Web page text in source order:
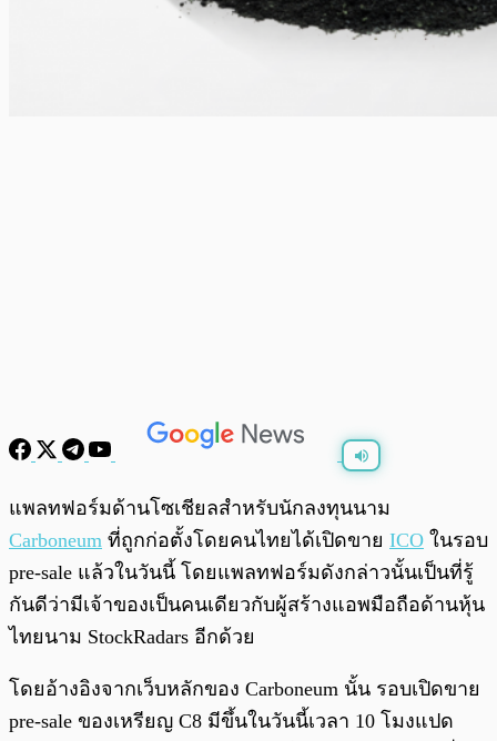
พร้อมเล่น
แพลทฟอร์มด้านโซเชียลสำหรับนักลงทุนนาม
Carboneum ที่ถูกก่อตั้งโดยคนไทยได้เปิดขาย ICO ในรอบ
pre-sale แล้วในวันนี้ โดยแพลทฟอร์มดังกล่าวนั้นเป็นที่รู้
กันดีว่ามีเจ้าของเป็นคนเดียวกับผู้สร้างแอพมือถือด้านหุ้น
ไทยนาม StockRadars อีกด้วย
โดยอ้างอิงจากเว็บหลักของ Carboneum นั้น รอบเปิดขาย
pre-sale ของเหรียญ C8 มีขึ้นในวันนี้เวลา 10 โมงแปด